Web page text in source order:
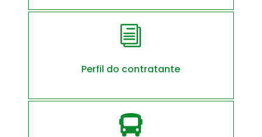
i
Perfil do contratante
